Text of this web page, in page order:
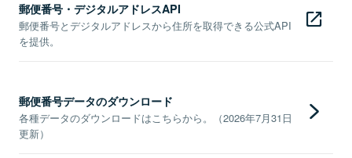
郵便番号・デジタルアドレスAPI
郵便番号とデジタルアドレスから住所を取得できる公式API
を提供。
郵便番号データのダウンロード
各種データのダウンロードはこちらから。（2026年7月31日
更新）